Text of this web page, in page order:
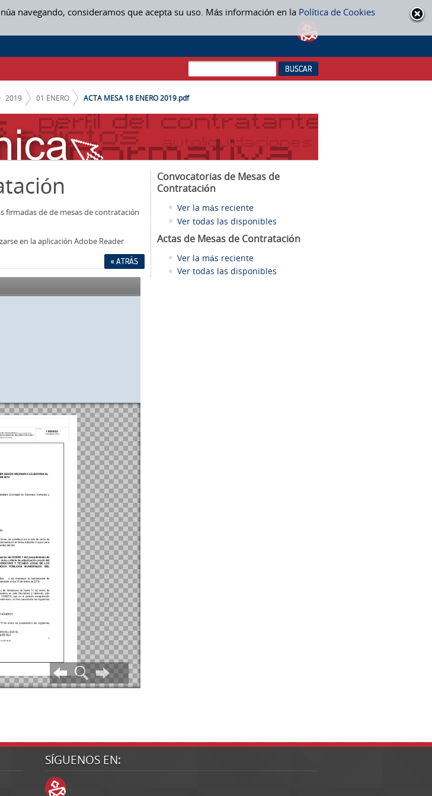
navegando, consideramos que acepta su uso. Más información en la Política de Cookies
2019 01 ENERO ACTA MESA 18 ENERO 2019.pdf
firmadas de de mesas de contratación
en la aplicación Adobe Reader
« ATRÁS
Convocatorias de Mesas de
Contratación
Ver la más reciente
Ver todas las disponibles
Actas de Mesas de Contratación
Ver la más reciente
Ver todas las disponibles
SÍGUENOS EN: